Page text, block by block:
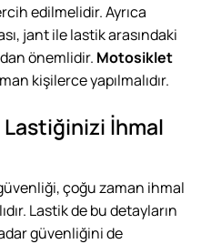
edilmelidir. Ayrıca
jant ile lastik arasındaki
önemlidir. Motosiklet
kişilerce yapılmalıdır.
İhmal
çoğu zaman ihmal
Lastik de bu detayların
güvenliğini de